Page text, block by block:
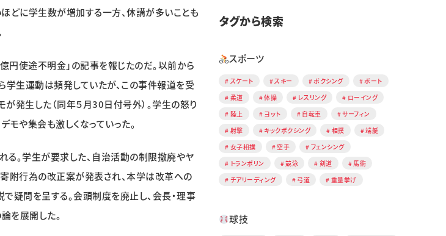
どに学生数が増加する一方、休講が多いことも
円使途不明金」の記事を報じたのだ。以前から
生運動は頻発していたが、この事件報道を受
発生した（同年５月30日付号外）。学生の怒り
や集会も激しくなっていった。
。学生が要求した、自治活動の制限撤廃やヤ
附行為の改正案が発表され、本学は改革への
疑問を呈する。会頭制度を廃止し、会長・理事
を展開した。
タグから検索
スポーツ
スケート スキー ボクシング
ボート
柔道
体操 レスリング
ローイング
陸上
ヨット 自転車
サーフィン
射撃
キックボクシング 相撲
端艇
女子相撲
空手
フェンシング
トランポリン
競泳 剣道
馬術
チアリーディング
弓道 重量挙げ
球技